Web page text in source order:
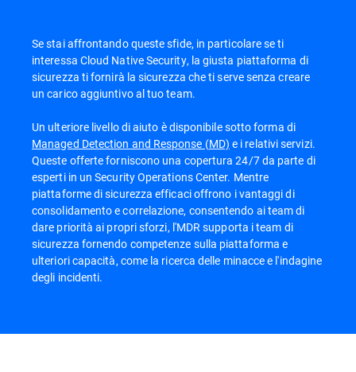
Se stai affrontando queste sfide, in particolare se ti
interessa Cloud Native Security, la giusta piattaforma di
sicurezza ti fornirà la sicurezza che ti serve senza creare
un carico aggiuntivo al tuo team.
Un ulteriore livello di aiuto è disponibile sotto forma di
Managed Detection and Response (MD) e i relativi servizi.
Queste offerte forniscono una copertura 24/7 da parte di
esperti in un Security Operations Center. Mentre
piattaforme di sicurezza efficaci offrono i vantaggi di
consolidamento e correlazione, consentendo ai team di
dare priorità ai propri sforzi, l'MDR supporta i team di
sicurezza fornendo competenze sulla piattaforma e
ulteriori capacità, come la ricerca delle minacce e l'indagine
degli incidenti.